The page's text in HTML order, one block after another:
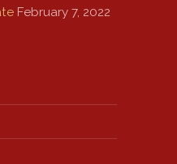
February 7, 2022